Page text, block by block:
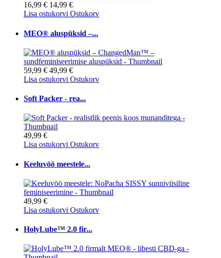
16,99 € 14,99 €
Lisa ostukorvi Ostukorv
MEO® aluspüksid –...
59,99 € 49,99 €
Lisa ostukorvi Ostukorv
Soft Packer - rea...
49,99 €
Lisa ostukorvi Ostukorv
Keeluvöö meestele...
49,99 €
Lisa ostukorvi Ostukorv
HolyLube™ 2.0 fir...